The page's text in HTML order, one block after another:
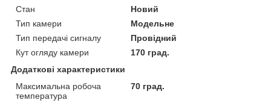
Стан
Новий
Тип камери
Модельне
Тип передачі сигналу
Провідний
Кут огляду камери
170 град.
Додаткові характеристики
Максимальна робоча
температура
70 град.